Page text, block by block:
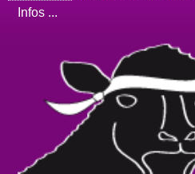
Infos ...